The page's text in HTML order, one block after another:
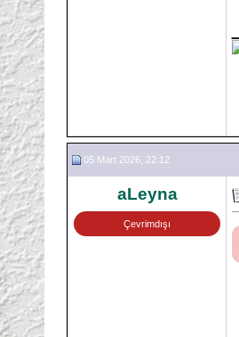
05 Mart 2026, 22:12
aLeyna
Çevrimdışı